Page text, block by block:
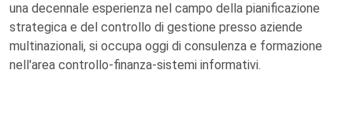
una decennale esperienza nel campo della pianificazione
strategica e del controllo di gestione presso aziende
multinazionali, si occupa oggi di consulenza e formazione
nell'area controllo-finanza-sistemi informativi.